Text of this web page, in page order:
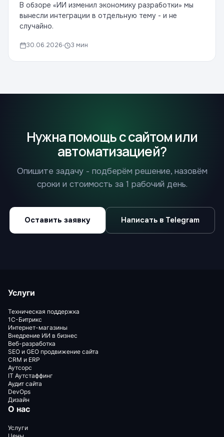
В обзоре «ИИ изменил экономику разработки» мы
вынесли интеграции в отдельную тему - и не
случайно.
30.06.2026 3 мин
Нужна помощь с сайтом или
автоматизацией?
Опишите задачу - подберём решение, назовём
сроки и стоимость за 1 рабочий день.
Оставить заявку Написать в Telegram
Услуги
Техническая поддержка
1С-Битрикс
Интернет-магазины
Внедрение ИИ в бизнес
Веб-разработка
SEO и GEO продвижение сайта
CRM и ERP
Аутсорс
IT Аутстаффинг
Аудит сайта
DevOps
Дизайн
О нас
Услуги